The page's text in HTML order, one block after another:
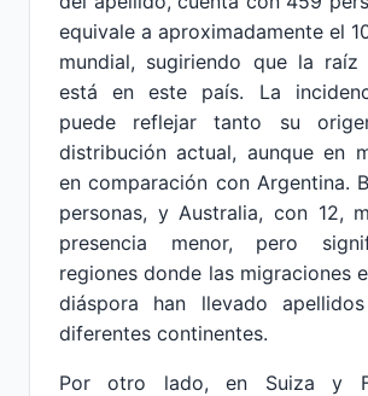
equivale a aproximadamente el
mundial, sugiriendo que la
está en este país. La
puede reflejar tanto su
distribución actual, aunque en
en comparación con Argentina.
personas, y Australia, con 12,
presencia menor, pero
regiones donde las migraciones
diáspora han llevado
diferentes continentes.
Por otro lado, en Suiza y